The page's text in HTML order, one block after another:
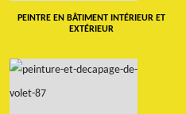
PEINTRE EN BÂTIMENT INTÉRIEUR ET
EXTÉRIEUR